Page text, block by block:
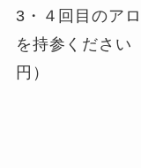
3・４回目のア
を持参ください
円）